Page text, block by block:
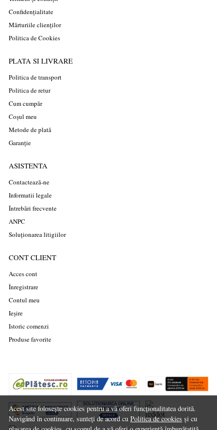
Acest site folosește cookies pentru a vă oferi funcționalitatea dorită.
Navigând în continuare, sunteți de acord cuPolitica de cookies și cu
Confidențialitate
Mărturiile clienților
Politica de Cookies
PLATA SI LIVRARE
Politica de transport
Politica de retur
Cum cumpăr
Coșul meu
Metode de plată
Garanție
ASISTENTA
Contactează-ne
Informatii legale
Întrebări frecvente
ANPC
Soluționarea litigiilor
CONT CLIENT
Acces cont
Înregistrare
Contul meu
Ieșire
Istoric comenzi
Produse favorite